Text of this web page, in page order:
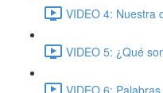
VIDEO 4: Nuestra
VIDEO 5: ¿Qué
VIDEO 6: